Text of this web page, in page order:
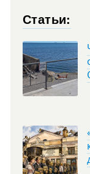
Статьи: